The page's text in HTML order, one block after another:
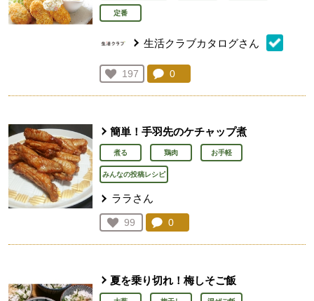
定番
生活クラブカタログさん
お気に入り登録：
197
人が登録
コメント：
0
簡単！手羽先のケチャップ煮
煮る 鶏肉 お手軽
みんなの投稿レシピ
ララさん
お気に入り登録：
99
人が登録
コメント：
0
夏を乗り切れ！梅しそご飯